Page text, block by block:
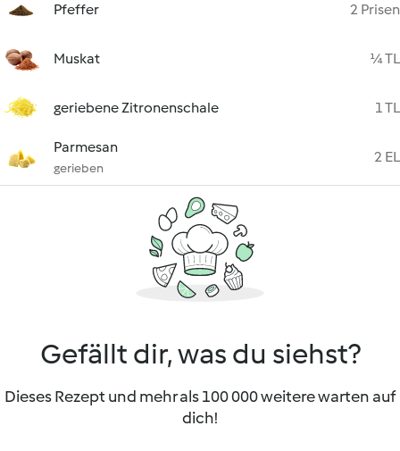
Pfeffer 2 Prisen
Muskat ¼ TL
geriebene Zitronenschale 1 TL
Parmesan
gerieben
2 EL
Gefällt dir, was du siehst?
Dieses Rezept und mehr als 100 000 weitere warten auf
dich!